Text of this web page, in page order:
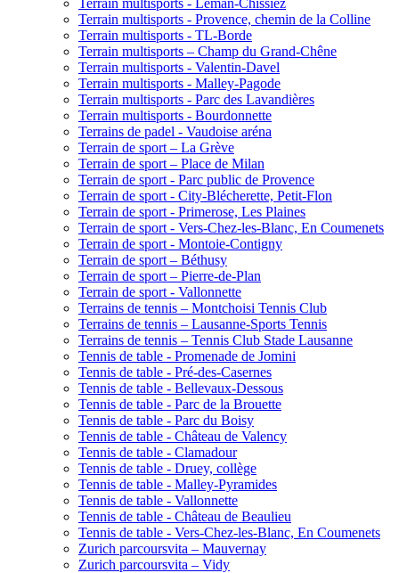
Terrain multisports - Provence, chemin de la Colline
Terrain multisports - TL-Borde
Terrain multisports – Champ du Grand-Chêne
Terrain multisports - Valentin-Davel
Terrain multisports - Malley-Pagode
Terrain multisports - Parc des Lavandières
Terrain multisports - Bourdonnette
Terrains de padel - Vaudoise aréna
Terrain de sport – La Grève
Terrain de sport – Place de Milan
Terrain de sport - Parc public de Provence
Terrain de sport - City-Blécherette, Petit-Flon
Terrain de sport - Primerose, Les Plaines
Terrain de sport - Vers-Chez-les-Blanc, En Coumenets
Terrain de sport - Montoie-Contigny
Terrain de sport – Béthusy
Terrain de sport – Pierre-de-Plan
Terrain de sport - Vallonnette
Terrains de tennis – Montchoisi Tennis Club
Terrains de tennis – Lausanne-Sports Tennis
Terrains de tennis – Tennis Club Stade Lausanne
Tennis de table - Promenade de Jomini
Tennis de table - Pré-des-Casernes
Tennis de table - Bellevaux-Dessous
Tennis de table - Parc de la Brouette
Tennis de table - Parc du Boisy
Tennis de table - Château de Valency
Tennis de table - Clamadour
Tennis de table - Druey, collège
Tennis de table - Malley-Pyramides
Tennis de table - Vallonnette
Tennis de table - Château de Beaulieu
Tennis de table - Vers-Chez-les-Blanc, En Coumenets
Zurich parcoursvita – Mauvernay
Zurich parcoursvita – Vidy